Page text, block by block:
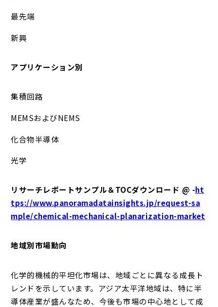
最先端
新興
アプリケーション別
集積回路
MEMSおよびNEMS
化合物半導体
光学
リサーチレポートサンプル＆TOCダウンロード @ -ht
tps://www.panoramadatainsights.jp/request-sa
mple/chemical-mechanical-planarization-market
地域別市場動向
化学的機械的平坦化市場は、地域ごとに異なる成長ト
レンドを示しています。アジア太平洋地域は、特に半
導体産業が盛んなため、今後も市場の中心地として成